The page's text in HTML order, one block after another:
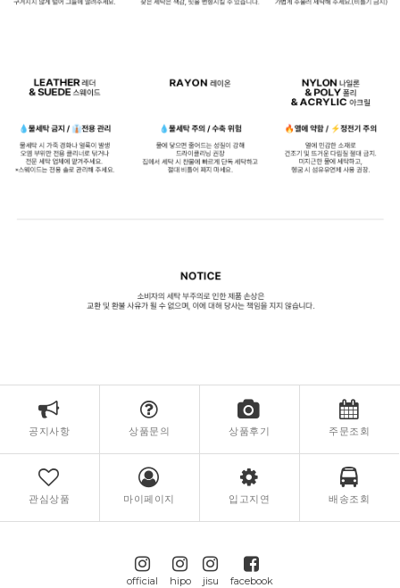
공지사항 상품문의 상품후기 주문조회
관심상품 마이페이지 입고지연 배송조회
official hipo jisu facebook